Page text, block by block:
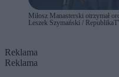
Miłosz Manasterski otrzymał
Leszek Szymański /
Reklama
Reklama